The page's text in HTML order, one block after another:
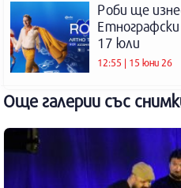
Роби ще
Етнографски
17 юли
12:55 | 15 юни 26
Още галерии със